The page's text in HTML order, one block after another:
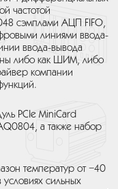
частотой
сэмплами АЦП FIFO,
линиями ввода-
ввода-вывода
либо как ШИМ, либо
компании
PCIe MiniCard
а также набор
температур от −40
условиях сильных